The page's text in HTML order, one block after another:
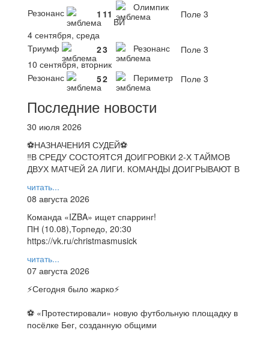
Резонанс
1 11
Олимпик
ВИ
Поле 3
4 сентября, среда
Триумф
23 Резонанс
Поле 3
10 сентября, вторник
Резонанс
52 Периметр Поле 3
Последние новости
30 июля 2026
⚽НАЗНАЧЕНИЯ СУДЕЙ⚽
‼В СРЕДУ СОСТОЯТСЯ ДОИГРОВКИ 2-Х ТАЙМОВ
ДВУХ МАТЧЕЙ 2А ЛИГИ. КОМАНДЫ ДОИГРЫВАЮТ В
читать...
08 августа 2026
Команда «IZBA» ищет спарринг!
ПН (10.08),Торпедо, 20:30
https://vk.ru/christmasmusick
читать...
07 августа 2026
⚡️Сегодня было жарко⚡️
⚽ ️«Протестировали» новую футбольную площадку в
посёлке Бег, созданную общими